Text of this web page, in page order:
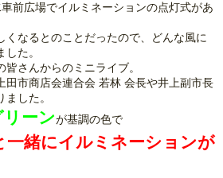
前広場でイルミネーションの点灯式があ
くなるとのことだったので、どんな風に
た。
さんからのミニライブ。
田市商店会連合会 若林 会長や井上副市長
した。
ーンが基調の色で
一緒にイルミネーションが